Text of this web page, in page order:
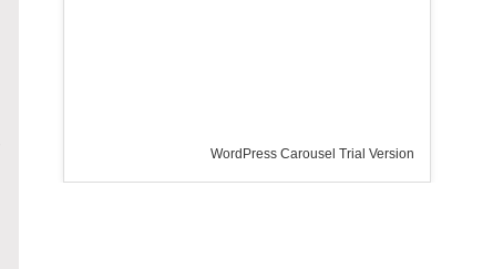
WordPress Carousel Trial Version